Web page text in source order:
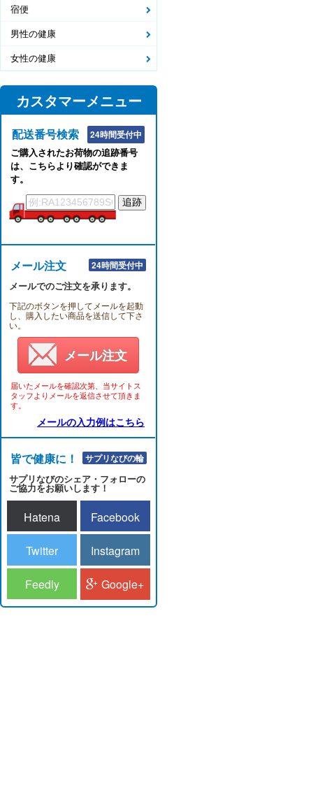
宿便
男性の健康
女性の健康
カスタマーメニュー
配送番号検索 24時間受付中
ご購入されたお荷物の追跡番号
は、こちらより確認ができま
す。
メール注文 24時間受付中
メールでのご注文を承ります。
下記のボタンを押してメールを起動
し、購入したい商品を送信して下さ
い。
メール注文
届いたメールを確認次第、当サイトス
タッフよりメールを返信させて頂きま
す。
メールの入力例はこちら
皆で健康に！！サプリなびの輪
サプリなびのシェア・フォローの
ご協力をお願いします！
Hatena Facebook
Twitter Instagram
Feedly Google+